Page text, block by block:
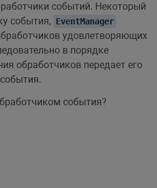
событий. Некоторый
события, EventManager
удовлетворяющих
в порядке
обработчиков передает его
события?